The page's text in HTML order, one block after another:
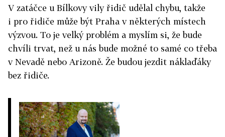
V zatáčce u Bílkovy vily řidič udělal chybu, takže
i pro řidiče může být Praha v některých místech
výzvou. To je velký problém a myslím si, že bude
chvíli trvat, než u nás bude možné to samé co třeba
v Nevadě nebo Arizoně. Že budou jezdit náklaďáky
bez řidiče.